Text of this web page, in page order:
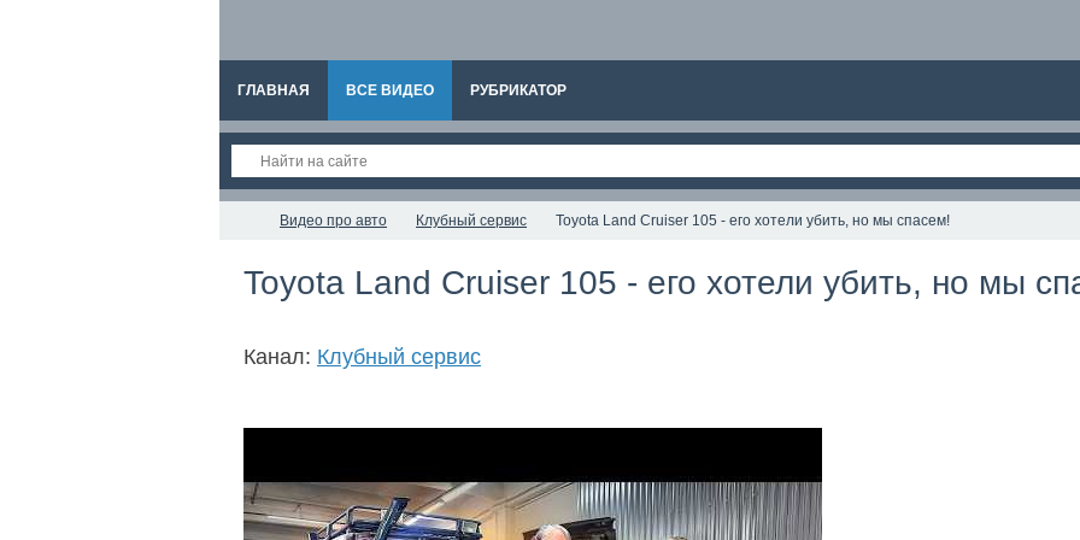
ГЛАВНАЯ ВСЕ ВИДЕО РУБРИКАТОР
Видео про авто Клубный сервис Toyota Land Cruiser 105 - его хотели убить, но мы спасем!
Toyota Land Cruiser 105 - его хотели убить, но мы
Канал: Клубный сервис